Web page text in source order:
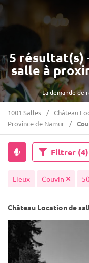
La demande de
5 résultat(s)
salle à
1001 Salles Château
Province de Namur
Filtrer (4)
Lieux Couvin
Château Location de